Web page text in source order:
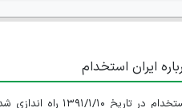
ایران استخدام
سایت ایران استخدام در تاریخ